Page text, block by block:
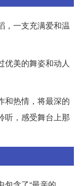
，一支充满爱和温
优美的舞姿和动人
和热情，将最深的
听，感受舞台上那